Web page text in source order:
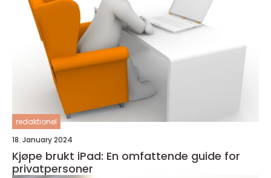
redaktionel
18. January 2024
Kjøpe brukt iPad: En omfattende guide for
privatpersoner